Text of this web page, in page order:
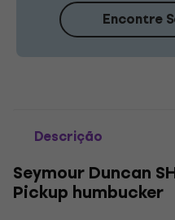
Encontre
Descrição
Seymour Duncan
Pickup humbucker